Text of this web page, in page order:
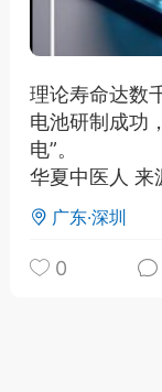
容平，顺时收
理论寿命达数
电池研制成功
电”。
华夏中医人 来
广东·深圳
0